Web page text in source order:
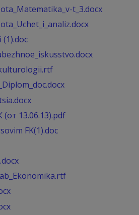
t_3.docx
(от 13.06.13).pdf
FK(1).doc